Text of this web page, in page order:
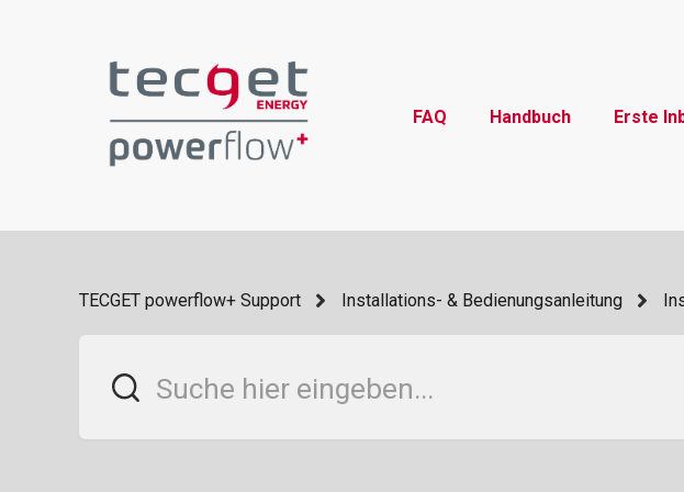
FAQ Handbuch Erste
TECGET powerflow+ Support Installations- & Bedienungsanleitung